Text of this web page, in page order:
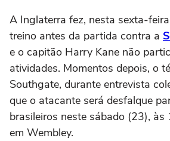
A Inglaterra fez, nesta sexta-
treino antes da partida contra a
e o capitão Harry Kane não
atividades. Momentos depois, o
Southgate, durante entrevista
que o atacante será desfalque
brasileiros neste sábado (23), às
em Wembley.